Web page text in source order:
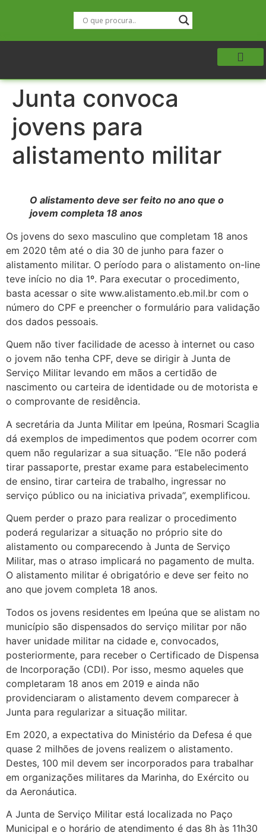
Junta convoca
jovens para
alistamento militar
O alistamento deve ser feito no ano que o
jovem completa 18 anos
Os jovens do sexo masculino que completam 18 anos
em 2020 têm até o dia 30 de junho para fazer o
alistamento militar. O período para o alistamento on-line
teve início no dia 1º. Para executar o procedimento,
basta acessar o site www.alistamento.eb.mil.br com o
número do CPF e preencher o formulário para validação
dos dados pessoais.
Quem não tiver facilidade de acesso à internet ou caso
o jovem não tenha CPF, deve se dirigir à Junta de
Serviço Militar levando em mãos a certidão de
nascimento ou carteira de identidade ou de motorista e
o comprovante de residência.
A secretária da Junta Militar em Ipeúna, Rosmari Scaglia
dá exemplos de impedimentos que podem ocorrer com
quem não regularizar a sua situação. “Ele não poderá
tirar passaporte, prestar exame para estabelecimento
de ensino, tirar carteira de trabalho, ingressar no
serviço público ou na iniciativa privada”, exemplificou.
Quem perder o prazo para realizar o procedimento
poderá regularizar a situação no próprio site do
alistamento ou comparecendo à Junta de Serviço
Militar, mas o atraso implicará no pagamento de multa.
O alistamento militar é obrigatório e deve ser feito no
ano que jovem completa 18 anos.
Todos os jovens residentes em Ipeúna que se alistam no
município são dispensados do serviço militar por não
haver unidade militar na cidade e, convocados,
posteriormente, para receber o Certificado de Dispensa
de Incorporação (CDI). Por isso, mesmo aqueles que
completaram 18 anos em 2019 e ainda não
providenciaram o alistamento devem comparecer à
Junta para regularizar a situação militar.
Em 2020, a expectativa do Ministério da Defesa é que
quase 2 milhões de jovens realizem o alistamento.
Destes, 100 mil devem ser incorporados para trabalhar
em organizações militares da Marinha, do Exército ou
da Aeronáutica.
A Junta de Serviço Militar está localizada no Paço
Municipal e o horário de atendimento é das 8h às 11h30